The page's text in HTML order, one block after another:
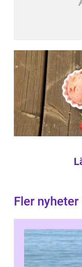
Fler nyheter